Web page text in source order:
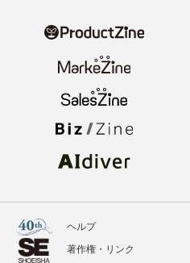
ヘルプ
著作権・リンク